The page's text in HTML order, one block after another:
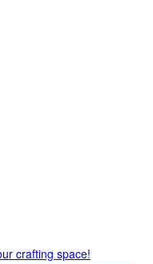
crafting space!